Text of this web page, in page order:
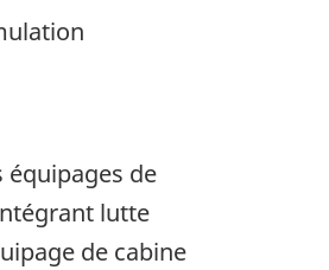
de
lutte
de cabine